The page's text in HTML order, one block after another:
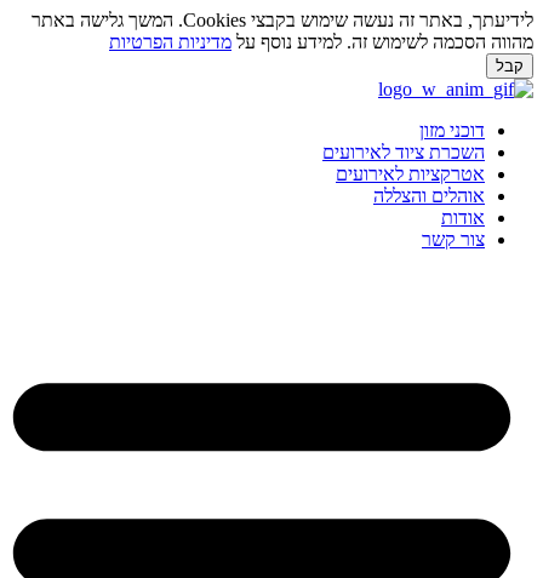
לידיעתך, באתר זה נעשה שימוש בקבצי Cookies. המשך גלישה באתר
הסכמה לשימוש זה. למידע נוסף עלמדיניות הפרטיות
קבל
דוכני מזון
השכרת ציוד לאירועים
אטרקציות לאירועים
אוהלים והצללה
אודות
צור קשר